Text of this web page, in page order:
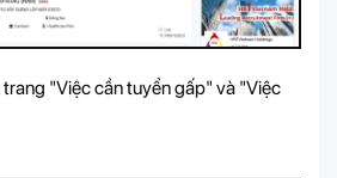
"Việc cần tuyển gấp" và "Việc